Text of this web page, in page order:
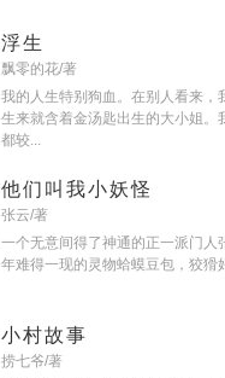
浮生
飘零的花/著
我的人生特别狗血。在别人看来，
生来就含着金汤匙出生的大小姐。
都较...
他们叫我小妖怪
张云/著
一个无意间得了神通的正一派门人
年难得一现的灵物蛤蟆豆包，狡猾
小村故事
捞七爷/著